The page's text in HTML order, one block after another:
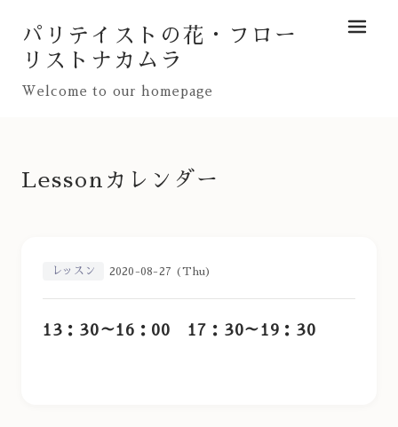
パリテイストの花・フロー
リストナカムラ
Welcome to our homepage
メニュ
Lessonカレンダー
レッスン 2020-08-27 (Thu)
13：30～16：00 17：30～19：30